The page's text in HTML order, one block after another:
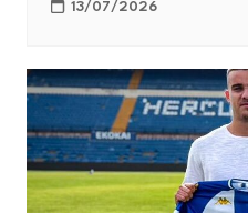
13/07/2026